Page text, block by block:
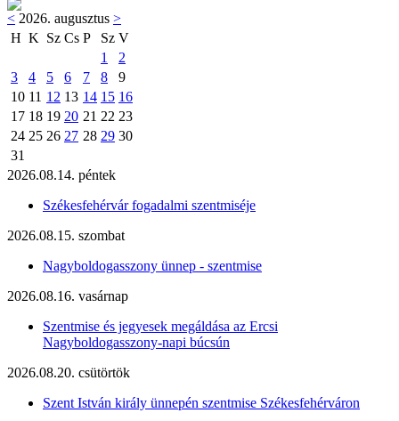
< 2026. augusztus >
H K Sz Cs P Sz V
1
2
3
4 5 6 7 8
9
10 11 12 13 14 15 16
17 18 19 20 21 22 23
24 25 26 27 28 29 30
31
2026.08.14. péntek
Székesfehérvár fogadalmi szentmiséje
2026.08.15. szombat
Nagyboldogasszony ünnep - szentmise
2026.08.16. vasárnap
Szentmise és jegyesek megáldása az Ercsi
Nagyboldogasszony-napi búcsún
2026.08.20. csütörtök
Szent István király ünnepén szentmise Székesfehérváron